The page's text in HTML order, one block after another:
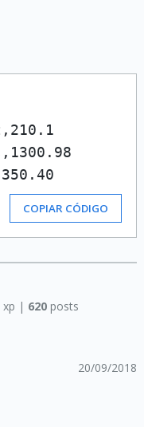
COPIAR CÓDIGO
xp | 620posts
20/09/2018